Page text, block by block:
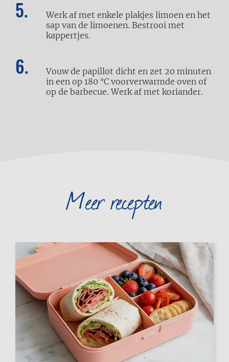
Werk af met enkele plakjes limoen en het
sap van de limoenen. Bestrooi met
kappertjes.
Vouw de papillot dicht en zet 20 minuten
in een op 180 °C voorverwarmde oven of
op de barbecue. Werk af met koriander.
Meer recepten